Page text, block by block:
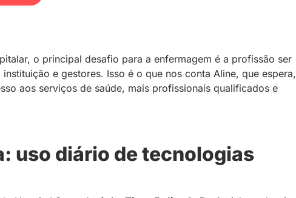
o principal desafio para a enfermagem é a profissão ser
e gestores. Isso é o que nos conta Aline, que espera,
aos serviços de saúde, mais profissionais qualificados e
uso diário de tecnologias